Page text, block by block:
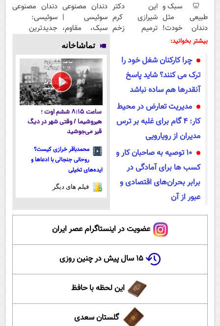
🦷 سبک و
طبیعی مثل
دندان خودت!
نصب آسان و
اقساطی 💳 📍
تهران
این دکتر
شیرازی کرم
ترمیم زخم
دندان مصنوعی
سوئیسی |
سبک، مقاوم،
طبیعی! ویزیت
رایگان+پرداخت
اقساطی😍
دندان مصنوعی
سوئیسی:
جدیدترین
پرداخت قسطی
بیشتر بخوانید:
چرا کارکنان شغل خود را
ترک می کنند؟ شاید پاسخ
آنقدرها هم ساده نباشد
مدیریت تعارض در محیط
کار: ۴ گام برای غلبه بر ترس
مدیران از رویارویی
۱۰ توصیه به صاحبان کار و
کسب ها برای آمادگی در
برابر بحران‌های اقتصادی و
عبور از آن
تماشاخانه
ساعت ۸:۱۵ ششم اوت ؛
هیروشیما / وقتی شهر در دیگ
قیر می‌جوشید
محمدباقر خرازی کیست؟
روحانی جنجالی با ادعاها و
ایده‌های تخیلی
فیلم های دیگر
عضویت در اینستاگرام عصر ایران
۱۵ سال پیش در چنین روزی
این لحظه با حافظ
گلستان سعدی